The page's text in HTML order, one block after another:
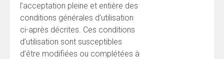
l’acceptation pleine et entière des
conditions générales d’utilisation
ci-après décrites. Ces conditions
d’utilisation sont susceptibles
d’être modifiées ou complétées à